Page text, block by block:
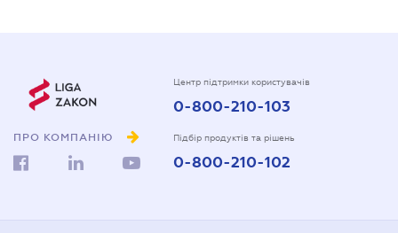
ПРО КОМПАНІЮ
Центр підтримки користувачів
0-800-210-103
Підбір продуктів та рішень
0-800-210-102